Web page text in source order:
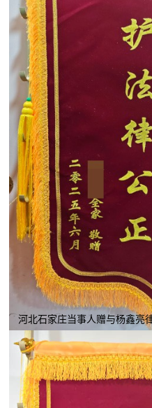
河北石家庄当事人赠与杨鑫亮